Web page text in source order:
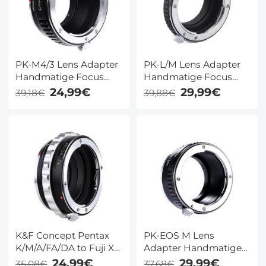
PK-M4/3 Lens Adapter
Handmatige Focus
Compatibele Pentax K
Lenzen voor M43 MFT
39,18€ 24,99€
PK-L/M Lens Adapter
Handmatige Focus
Compatibele Pentax K
Lenzen voor Leica M
39,88€ 29,99€
K&F Concept Pentax
K/M/A/FA/DA to Fuji X
Mount Lens Adapter
PK-EOS M Lens
Adapter Handmatige
Focus Compatibele